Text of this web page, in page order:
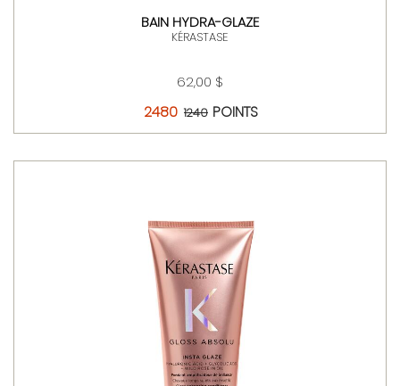
BAIN HYDRA-GLAZE
KÉRASTASE
62,00 $
2480 1240 POINTS